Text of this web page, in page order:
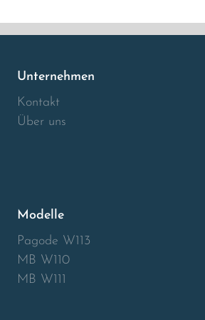
Unternehmen
Kontakt
Über uns
Modelle
Pagode W113
MB W110
MB W111